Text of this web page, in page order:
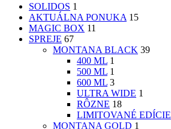
SOLIDOS 1
AKTUÁLNA PONUKA 15
MAGIC BOX 11
SPREJE 67
MONTANA BLACK 39
400 ML 1
500 ML 1
600 ML 3
ULTRA WIDE 1
RÔZNE 18
LIMITOVANÉ EDÍCIE
MONTANA GOLD 1